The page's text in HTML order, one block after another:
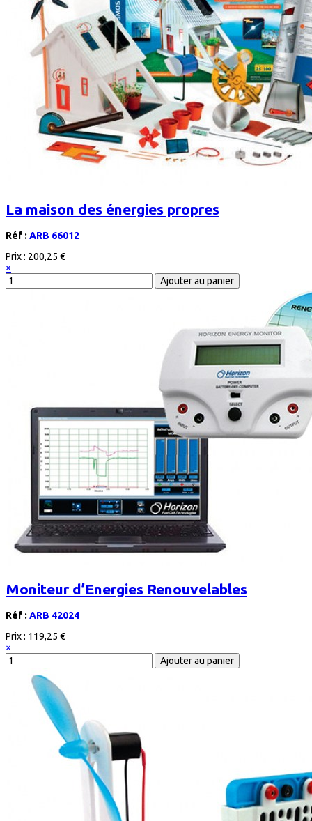
La maison des énergies propres
Réf : ARB 66012
Prix : 200,25 €
×
Moniteur d’Energies Renouvelables
Réf : ARB 42024
Prix : 119,25 €
×